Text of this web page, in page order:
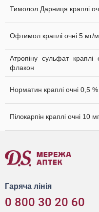
Тимолол Дарниця краплі
Офтимол краплі очні 5
Атропіну сульфат
флакон
Норматин краплі очні 0,5
Пілокарпін краплі очні
Гаряча лінія
0 800 30 20 60